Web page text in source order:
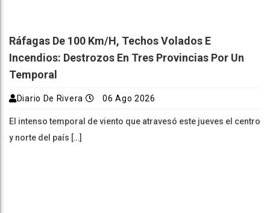
Ráfagas De 100 Km/h, Techos Volados E
Incendios: Destrozos En Tres Provincias Por Un
Temporal
Diario De Rivera 06 Ago 2026
El intenso temporal de viento que atravesó este jueves el centro
y norte del país […]